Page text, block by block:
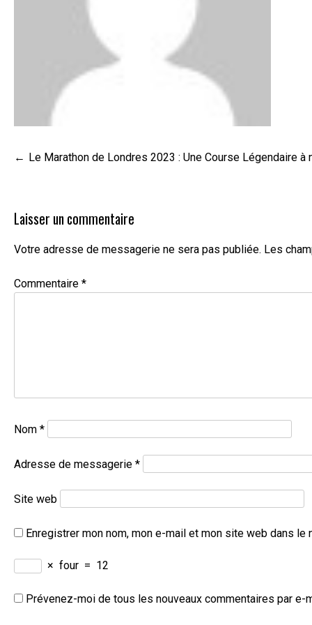
Navigation
Le Marathon de Londres 2023 : Une Course Légendaire à
Laisser un commentaire
Votre adresse de messagerie ne sera pas publiée. Les
Commentaire *
Nom *
Adresse de messagerie *
Site web
Enregistrer mon nom, mon e-mail et mon site web dans le
× four = 12
Prévenez-moi de tous les nouveaux commentaires par e-